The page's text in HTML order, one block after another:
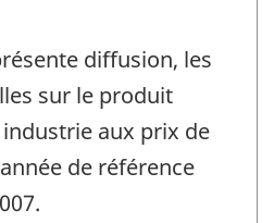
diffusion, les
sur le produit
aux prix de
de référence